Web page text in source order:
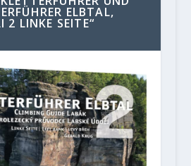
ELBTAL,
2 LINKE SEITE“